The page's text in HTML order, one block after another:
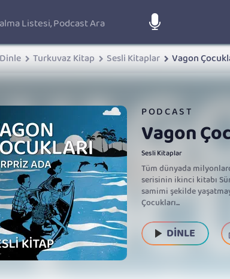
Turkuvaz Kitap Sesli Kitaplar Vagon
PODCAST
Vagon
Sesli Kitaplar
Tüm dünyada
serisinin ikinci kitabı
samimi şekilde
Çocukları...
DİNLE